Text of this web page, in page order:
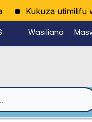
Kukuza utimilifu
Wasiliana